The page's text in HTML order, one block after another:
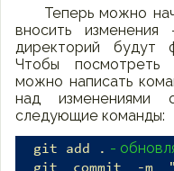
Теперь можно
вносить
директорий будут
Чтобы посмотреть
можно написать
над изменениями
следующие команды:
git add . -